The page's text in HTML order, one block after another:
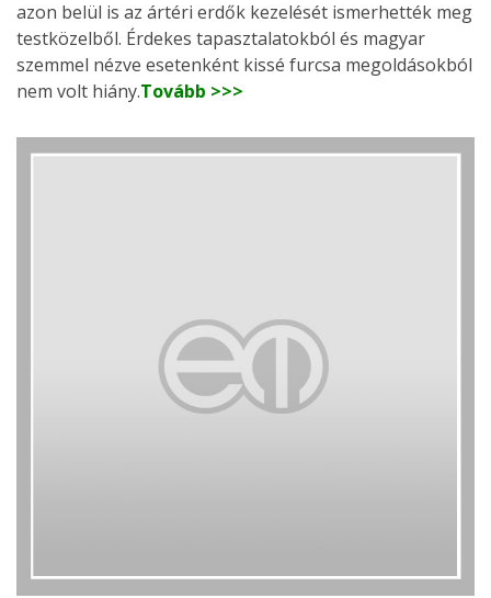
azon belül is az ártéri erdők kezelését ismerhették meg
testközelből. Érdekes tapasztalatokból és magyar
szemmel nézve esetenként kissé furcsa megoldásokból
nem volt hiány.Tovább >>>